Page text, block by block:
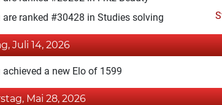
are ranked #30428 in Studies solving
Juli 14, 2026
achieved a new Elo of 1599
Mai 28, 2026